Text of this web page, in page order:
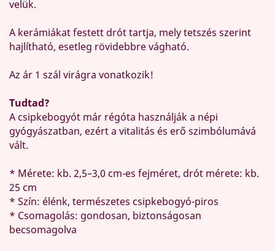
velük.
A kerámiákat festett drót tartja, mely tetszés szerint
hajlítható, esetleg rövidebbre vágható.
Az ár 1 szál virágra vonatkozik!
Tudtad?
A csipkebogyót már régóta használják a népi
gyógyászatban, ezért a vitalitás és erő szimbólumává
vált.
* Mérete: kb. 2,5–3,0 cm-es fejméret, drót mérete: kb.
25 cm
* Szín: élénk, természetes csipkebogyó-piros
* Csomagolás: gondosan, biztonságosan
becsomagolva